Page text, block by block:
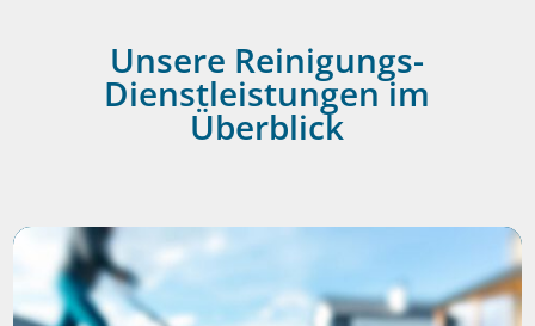
Unsere Reinigungs-
Dienstleistungen im
Überblick